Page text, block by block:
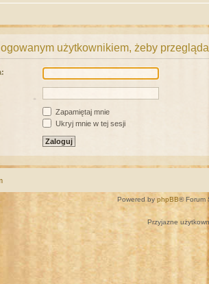
użytkownikiem, żeby
Zapamiętaj mnie
Ukryj mnie w tej sesji
Powered by phpBB® Forum
Przyjazne